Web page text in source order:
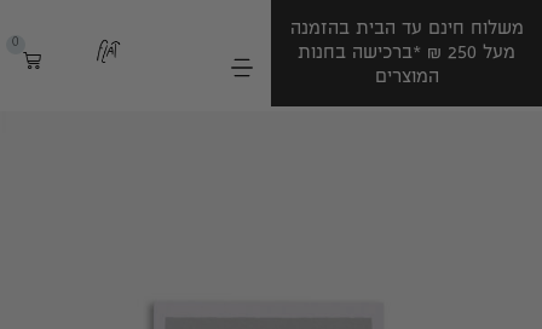
משלוח חינם עד הבית בהזמנה
מעל 250 ‏₪ *ברכישה בחנות
המוצרים
בהרשמה לניוזלטר שלנו (:
0